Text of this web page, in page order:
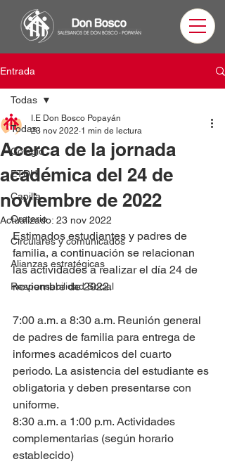
Entrada
Todas
Colegio
ETDH
Capilla
Oratorio
Circulares y comunicados
Alianzas estratégicas
Responsabilidad Social
Todas
Acerca de la jornada
académica del 24 de
noviembre de 2022
I.E Don Bosco Popayán
23 nov 2022 1 min de lectura
Actualizado: 23 nov 2022
Estimados estudiantes y padres de
familia, a continuación se relacionan
las actividades a realizar el día 24 de
noviembre de 2022.
7:00 a.m. a 8:30 a.m. Reunión general
de padres de familia para entrega de
informes académicos del cuarto
periodo. La asistencia del estudiante es
obligatoria y deben presentarse con
uniforme.
8:30 a.m. a 1:00 p.m. Actividades
complementarias (según horario
establecido)